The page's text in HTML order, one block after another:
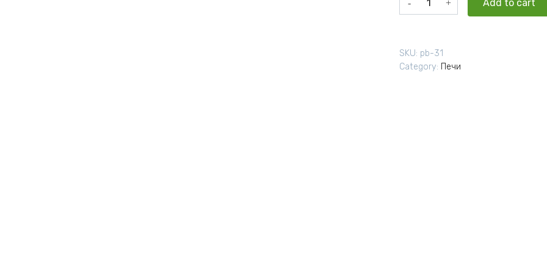
Камин
PRO
quantity
Add to cart
SKU: pb-31
Category: Печи